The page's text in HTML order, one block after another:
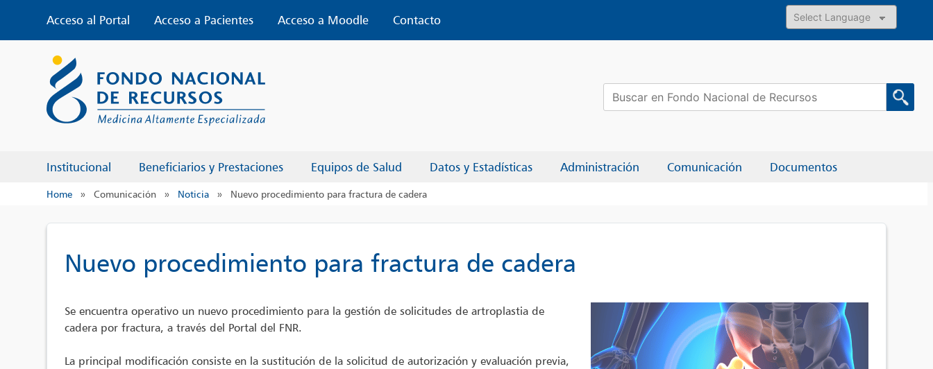
content
Acceso al Portal Acceso a Pacientes Acceso a Moodle
Contacto
Powered by
Institucional Beneficiarios y Prestaciones Equipos de Salud Datos y Estadísticas Administración Comunicación Documentos
Buscar:
Home » Comunicación » Noticia » Nuevo procedimiento para fractura de cadera
Nuevo procedimiento para fractura de cadera
Se encuentra operativo un nuevo procedimiento para la gestión de solicitudes de artroplastia de
cadera por fractura, a través del Portal del FNR.
La principal modificación consiste en la sustitución de la solicitud de autorización y evaluación previa,